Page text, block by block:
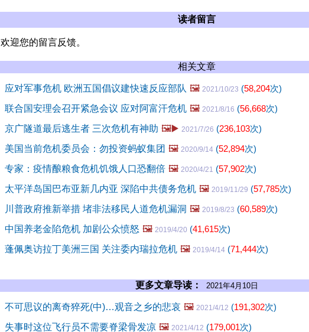
读者留言
欢迎您的留言反馈。
相关文章
应对军事危机 欧洲五国倡议建快速反应部队 🖼️ 2021/10/23 (58,204次)
联合国安理会召开紧急会议 应对阿富汗危机 🖼️ 2021/8/16 (56,668次)
京广隧道最后逃生者 三次危机有神助 🖼️▶️ 2021/7/26 (236,103次)
美国当前危机委员会：勿投资蚂蚁集团 🖼️ 2020/9/14 (52,894次)
专家：疫情酿粮食危机饥饿人口恐翻倍 🖼️ 2020/4/21 (57,902次)
太平洋岛国巴布亚新几内亚 深陷中共债务危机 🖼️ 2019/11/29 (57,785次)
川普政府推新举措 堵非法移民人道危机漏洞 🖼️ 2019/8/23 (60,589次)
中国养老金陷危机 加剧公众愤怒 🖼️ 2019/4/20 (41,615次)
蓬佩奥访拉丁美洲三国 关注委内瑞拉危机 🖼️ 2019/4/14 (71,444次)
更多文章导读： 2021年4月10日
不可思议的离奇猝死(中)…观音之乡的悲哀 🖼️ 2021/4/12 (191,302次)
失事时这位飞行员不需要脊梁骨发凉 🖼️ 2021/4/12 (179,001次)